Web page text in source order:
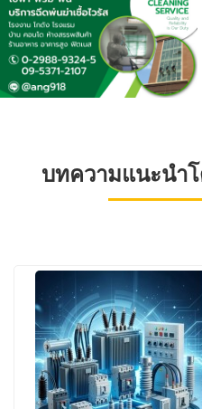
บทความแนะนำ